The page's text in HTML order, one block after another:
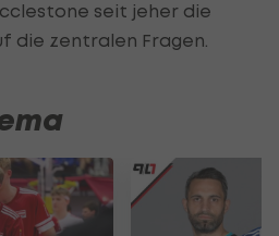
seit jeher die
die zentralen Fragen.